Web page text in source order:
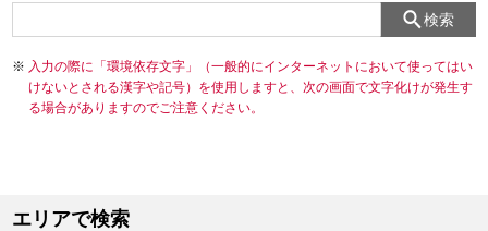
検索
入力の際に「環境依存文字」（一般的にインターネットにおいて使ってはい
けないとされる漢字や記号）を使用しますと、次の画面で文字化けが発生す
る場合がありますのでご注意ください。
エリアで検索